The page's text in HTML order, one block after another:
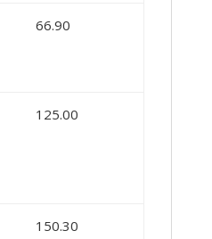
66.90
125.00
150.30